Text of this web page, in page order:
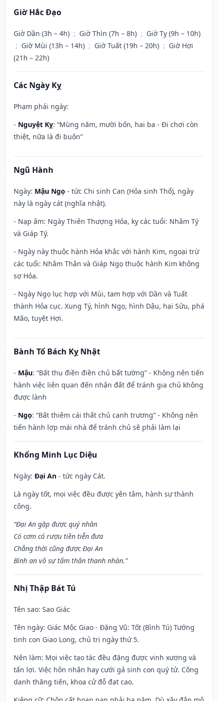
Giờ Hắc Đạo
Giờ Dần (3h – 4h) ; Giờ Thìn (7h – 8h) ; Giờ Tỵ (9h – 10h)
; Giờ Mùi (13h – 14h) ; Giờ Tuất (19h – 20h) ; Giờ Hợi
(21h – 22h)
Các Ngày Kỵ
Phạm phải ngày:
- Nguyệt Kỵ: “Mùng năm, mười bốn, hai ba - Đi chơi còn
thiệt, nữa là đi buôn”
Ngũ Hành
Ngày: Mậu Ngọ - tức Chi sinh Can (Hỏa sinh Thổ), ngày
này là ngày cát (nghĩa nhật).
- Nạp âm: Ngày Thiên Thượng Hỏa, kỵ các tuổi: Nhâm Tý
và Giáp Tý.
- Ngày này thuộc hành Hỏa khắc với hành Kim, ngoại trừ
các tuổi: Nhâm Thân và Giáp Ngọ thuộc hành Kim không
sợ Hỏa.
- Ngày Ngọ lục hợp với Mùi, tam hợp với Dần và Tuất
thành Hỏa cục. Xung Tý, hình Ngọ, hình Dậu, hại Sửu, phá
Mão, tuyệt Hợi.
Bành Tổ Bách Kỵ Nhật
- Mậu: “Bất thụ điền điền chủ bất tường” - Không nên tiến
hành việc liên quan đến nhận đất để tránh gia chủ không
được lành
- Ngọ: “Bất thiêm cái thất chủ canh trương” - Không nên
tiến hành lợp mái nhà để tránh chủ sẽ phải làm lại
Khổng Minh Lục Diệu
Ngày: Đại An - tức ngày Cát.
Là ngày tốt, mọi việc đều được yên tâm, hành sự thành
công.
“Đại An gặp được quý nhân
Có cơm có rượu tiền tiễn đưa
Chẳng thời cũng được Đại An
Bình an vô sự tấm thân thanh nhàn.”
Nhị Thập Bát Tú
Tên sao: Sao Giác
Tên ngày: Giác Mộc Giao - Đặng Vũ: Tốt (Bình Tú) Tướng
tinh con Giao Long, chủ trị ngày thứ 5.
Nên làm: Mọi việc tạo tác đều đặng được vinh xương và
tấn lợi. Việc hôn nhân hay cưới gả sinh con quý tử. Công
danh thăng tiến, khoa cử đỗ đạt cao.